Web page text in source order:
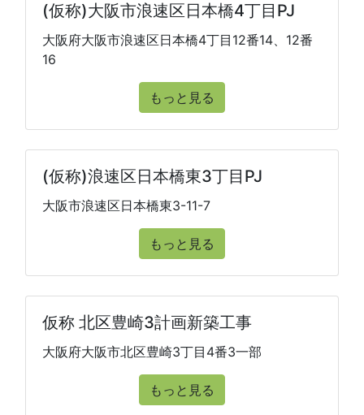
(仮称)大阪市浪速区日本橋4丁目PJ
大阪府大阪市浪速区日本橋4丁目12番14、12番
16
もっと見る
(仮称)浪速区日本橋東3丁目PJ
大阪市浪速区日本橋東3-11-7
もっと見る
仮称 北区豊崎3計画新築工事
大阪府大阪市北区豊崎3丁目4番3一部
もっと見る